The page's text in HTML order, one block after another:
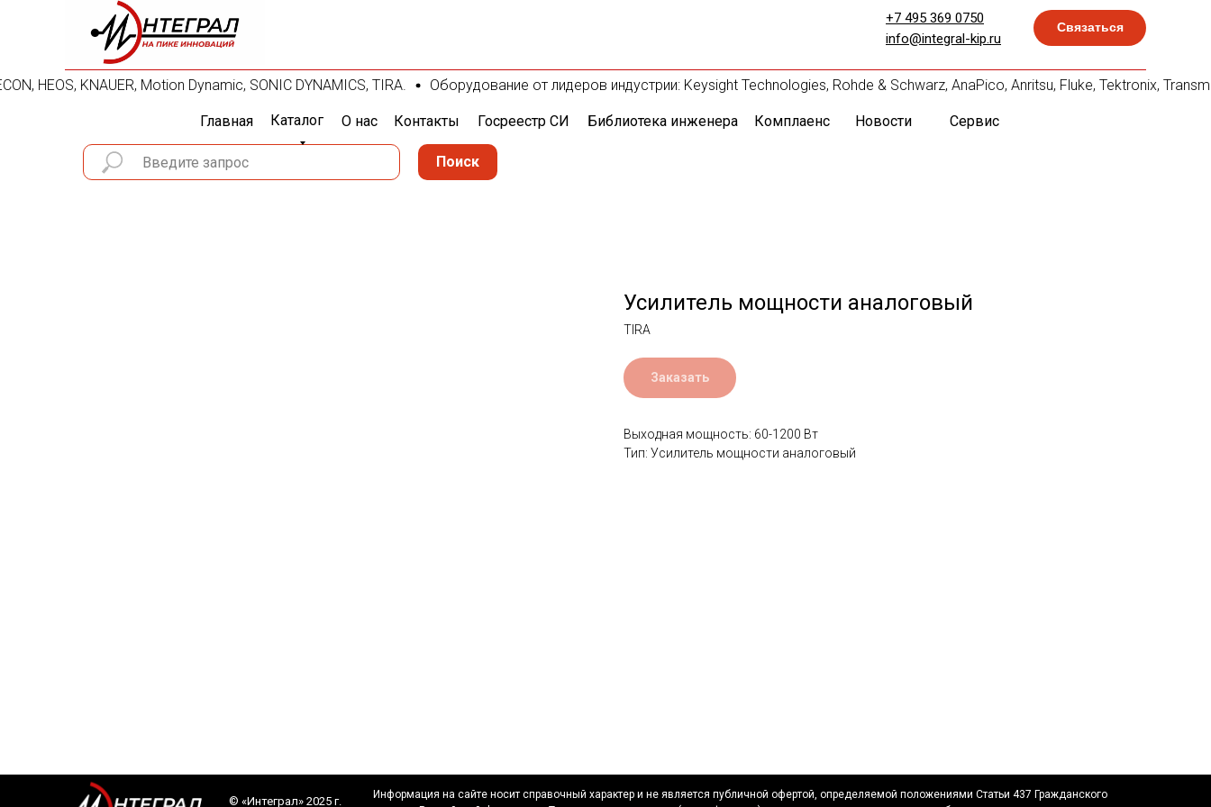
Связаться
+7 495 369 0750
info@integral-kip.ru
HEOS, KNAUER, Motion Dynamic, SONIC DYNAMICS, TIRA. Оборудование от лидеров индустрии: Keysight Technologies, Rohde & Schwarz, AnaPico, Anritsu, Fluke, Tektronix,
Главная Каталог О нас Контакты Госреестр СИ Библиотека инженера Комплаенс Новости Сервис
Поиск
Усилитель мощности аналоговый
TIRA
Заказать
Выходная мощность: 60-1200 Вт
Тип: Усилитель мощности аналоговый
Информация на сайте носит справочный характер и не является публичной офертой, определяемой положениями Статьи 437 Гражданского
©️ «Интеграл» 2025 г.